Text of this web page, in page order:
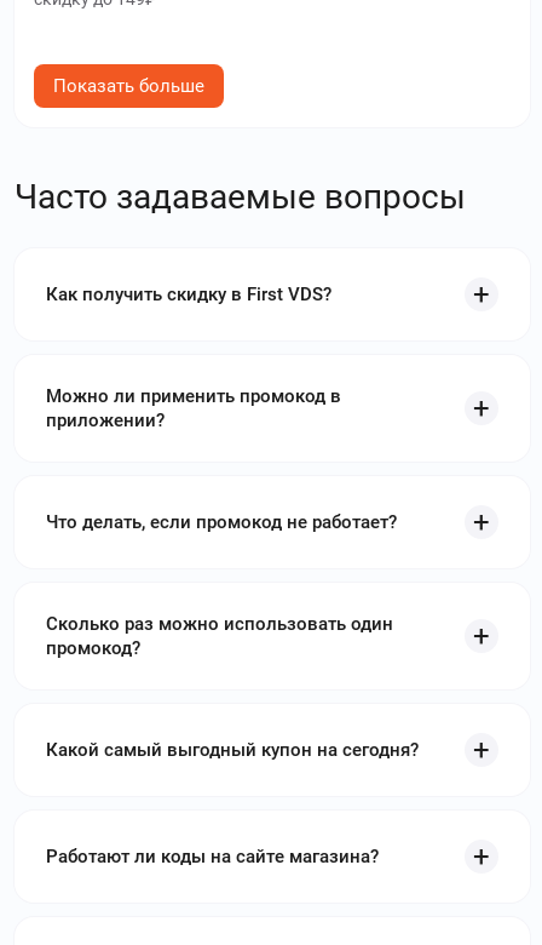
обработке видео Invideo предлагает более 5000 шаблонов,
музыкальную библиотеку, множество фильтров и
утилиты. Используйтепромокоды Wondershare
и получите
скидку до 45 %
Parallelsи получите скидку до 65 %
файлов на серверах компании. ИспользуйтеПромокоды
Яндекс 360и получите скидку до 50 %
онлайн-элементов. Используйтепромокоды AdGuard
сервис, предоставляющий возможности безопасной
Показать больше
Часто задаваемые вопросы
Как получить скидку в First VDS?
Можно ли применить промокод в
приложении?
Что делать, если промокод не работает?
Сколько раз можно использовать один
промокод?
Какой самый выгодный купон на сегодня?
Работают ли коды на сайте магазина?